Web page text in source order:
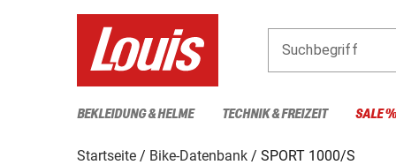
Suchbegriff
BEKLEIDUNG & HELME TECHNIK & FREIZEIT SALE %
Startseite Bike-Datenbank
SPORT 1000/S